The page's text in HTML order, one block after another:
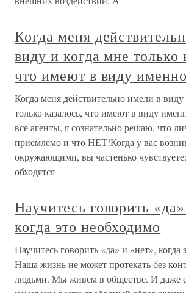
Когда меня
виду и когда мне только
что имеют в виду
Когда меня действительно имели в
только казалось, что имеют в виду
все агенты, я сознательно решаю, что
приемлемо и что НЕТ!Когда у вас
окружающими, вы частенько
обходятся
Научитесь говорить
когда это необходимо
Научитесь говорить «да» и «нет», когда
Наша жизнь не может протекать без
людьми. Мы живем в обществе. И даже